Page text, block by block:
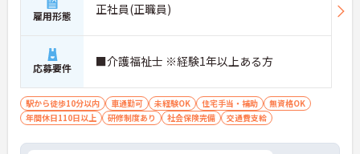
雇用形態 正社員(正職員)
応募要件 ■介護福祉士 ※経験1年以上ある方
駅から徒歩10分以内 車通勤可 未経験OK 住宅手当・補助
無資格OK
年間休日110日以上
研修制度あり 社会保険完備 交通費支給